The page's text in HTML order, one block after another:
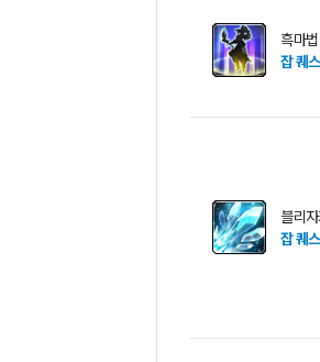
흑마
잡 퀘
블리
잡 퀘